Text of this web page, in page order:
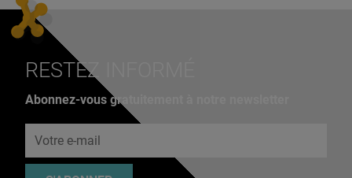
RESTEZ INFORMÉ
Abonnez-vous gratuitement à notre newsletter